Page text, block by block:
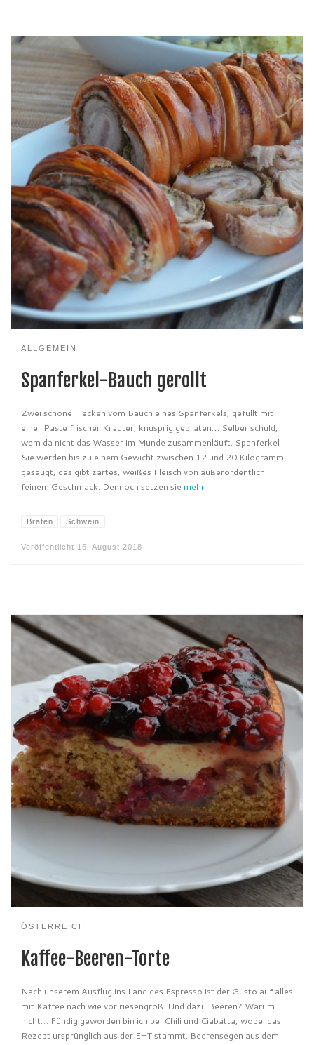
ALLGEMEIN
Spanferkel-Bauch gerollt
Zwei schöne Flecken vom Bauch eines Spanferkels, gefüllt mit
einer Paste frischer Kräuter, knusprig gebraten… Selber schuld,
wem da nicht das Wasser im Munde zusammenläuft. Spanferkel
Sie werden bis zu einem Gewicht zwischen 12 und 20 Kilogramm
gesäugt, das gibt zartes, weißes Fleisch von außerordentlich
feinem Geschmack. Dennoch setzen sie mehr
Braten Schwein
Veröffentlicht 15. August 2018
ÖSTERREICH
Kaffee-Beeren-Torte
Nach unserem Ausflug ins Land des Espresso ist der Gusto auf alles
mit Kaffee nach wie vor riesengroß. Und dazu Beeren? Warum
nicht… Fündig geworden bin ich bei Chili und Ciabatta, wobei das
Rezept ursprünglich aus der E+T stammt. Beerensegen aus dem